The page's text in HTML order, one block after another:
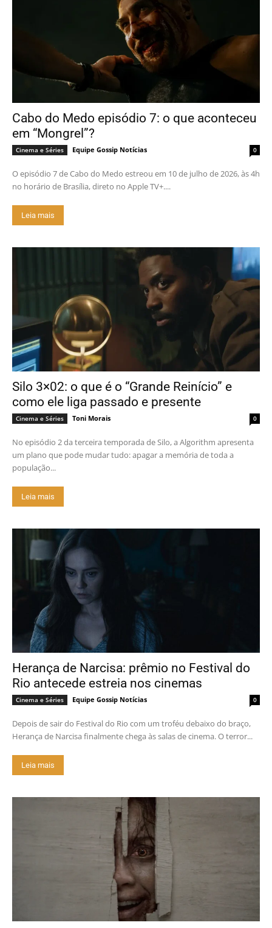
Cabo do Medo episódio 7: o que aconteceu
em “Mongrel”?
Cinema e Séries Equipe Gossip Notícias 0
O episódio 7 de Cabo do Medo estreou em 10 de julho de 2026, às 4h
no horário de Brasília, direto no Apple TV+....
Leia mais
Silo 3×02: o que é o “Grande Reinício” e
como ele liga passado e presente
Cinema e Séries Toni Morais 0
No episódio 2 da terceira temporada de Silo, a Algorithm apresenta
um plano que pode mudar tudo: apagar a memória de toda a
população...
Leia mais
Herança de Narcisa: prêmio no Festival do
Rio antecede estreia nos cinemas
Cinema e Séries Equipe Gossip Notícias 0
Depois de sair do Festival do Rio com um troféu debaixo do braço,
Herança de Narcisa finalmente chega às salas de cinema. O terror...
Leia mais